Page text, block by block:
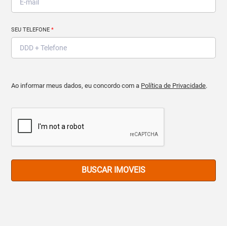
SEU TELEFONE*
Ao informar meus dados, eu concordo com a Política de Privacidade.
BUSCAR IMOVEIS